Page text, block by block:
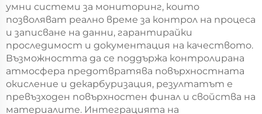
умни системи за мониторинг, които
позволяват реално време за контрол на процеса
и записване на данни, гарантирайки
проследимост и документация на качеството.
Възможността да се поддържа контролирана
атмосфера предотвратява повърхностната
окисление и декарбуризация, резултатът е
превъзходен повърхностен финал и свойства на
материалите. Интеграцията на